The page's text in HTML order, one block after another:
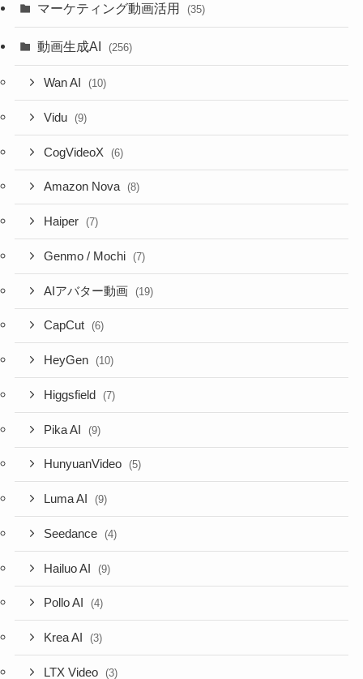
マーケティング動画活用 (35)
動画生成AI (256)
Wan AI (10)
Vidu (9)
CogVideoX (6)
Amazon Nova (8)
Haiper (7)
Genmo / Mochi (7)
AIアバター動画 (19)
CapCut (6)
HeyGen (10)
Higgsfield (7)
Pika AI (9)
HunyuanVideo (5)
Luma AI (9)
Seedance (4)
Hailuo AI (9)
Pollo AI (4)
Krea AI (3)
LTX Video (3)